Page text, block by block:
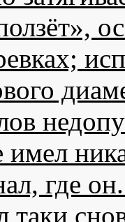
имел
где